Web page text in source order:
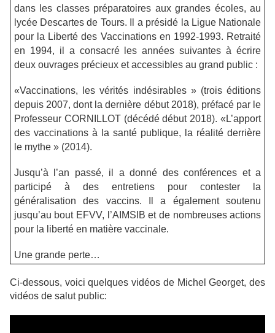
dans les classes préparatoires aux grandes écoles, au
lycée Descartes de Tours. Il a présidé la Ligue Nationale
pour la Liberté des Vaccinations en 1992-1993. Retraité
en 1994, il a consacré les années suivantes à écrire
deux ouvrages précieux et accessibles au grand public :
«Vaccinations, les vérités indésirables » (trois éditions
depuis 2007, dont la dernière début 2018), préfacé par le
Professeur CORNILLOT (décédé début 2018).«L’apport
des vaccinations à la santé publique, la réalité derrière
le mythe » (2014).
Jusqu’à l’an passé, il a donné des conférences et a
participé à des entretiens pour contester la
généralisation des vaccins.
Il a également soutenu
jusqu’au bout EFVV, l’AIMSIB et de nombreuses actions
pour la liberté en matière vaccinale.
Une grande perte…
Ci-dessous, voici quelques vidéos de Michel Georget, des
vidéos de salut public: